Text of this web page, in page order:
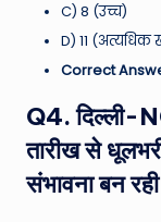
C) 8 (उच्च)
D) 11
Correct
Q4. दिल्ली-
तारीख से
संभावना बन